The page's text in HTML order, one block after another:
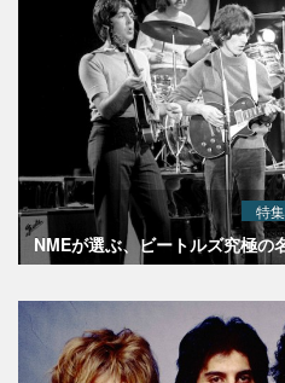
特集
NMEが選ぶ、ビートルズ究極